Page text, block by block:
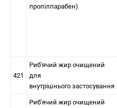
пропілпарабен)
421
Риб'ячий жир очищений
для
внутрішнього застосування
Риб'ячий жир очищений